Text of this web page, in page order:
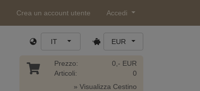
Crea un account utente Accedi
IT EUR
Prezzo:
Articoli:
0,- EUR
0
» Visualizza Cestino